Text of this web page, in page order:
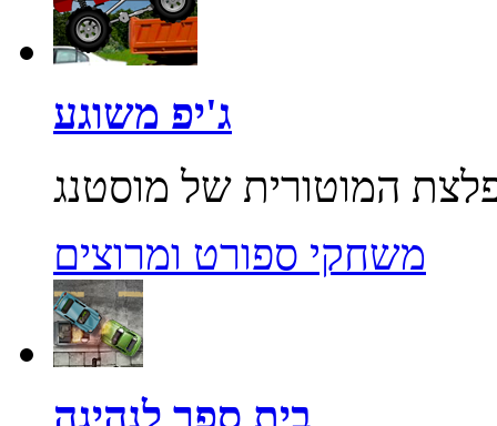
ג'יפ משוגע
משחקי ספורט ומרוצים
בית ספר לנהיגה